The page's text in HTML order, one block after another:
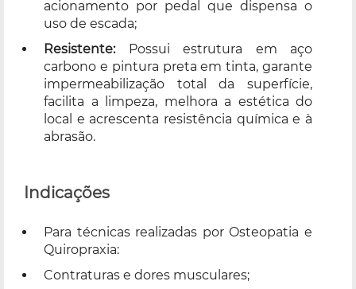
acionamento por pedal que dispensa o
uso de escada;
Resistente:Possui estrutura em aço
carbono e pintura preta em tinta, garante
impermeabilização total da superfície,
facilita a limpeza, melhora a estética do
local e acrescenta resistência química e à
abrasão.
Indicações
Para técnicas realizadas por Osteopatia e
Quiropraxia:
Contraturas e dores musculares;